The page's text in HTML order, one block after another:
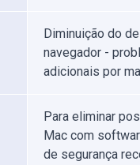
Diminuição do
navegador -
adicionais por
Para eliminar
Mac com
de segurança